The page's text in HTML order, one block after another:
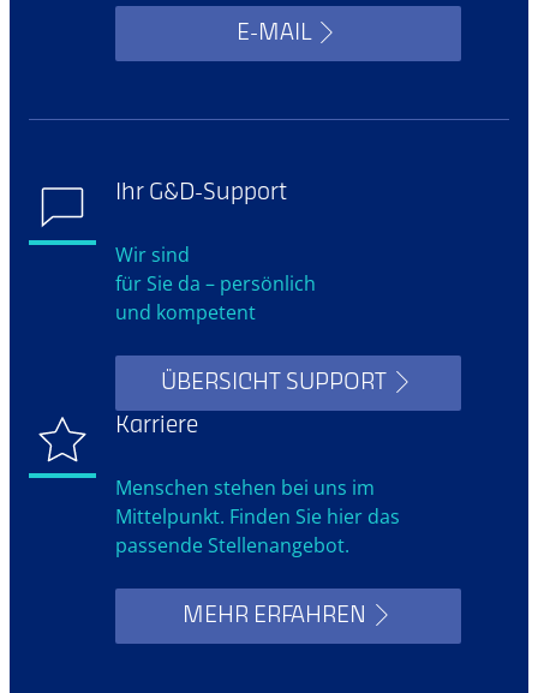
E-MAIL
Ihr G&D-Support
Wir sind
für Sie da – persönlich
und kompetent
ÜBERSICHT SUPPORT
Karriere
Menschen stehen bei uns im
Mittelpunkt. Finden Sie hier das
passende Stellenangebot.
MEHR ERFAHREN